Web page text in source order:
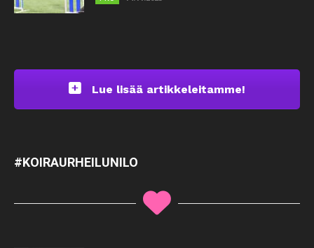
Lue lisää artikkeleitamme!
#KOIRAURHEILUNILO